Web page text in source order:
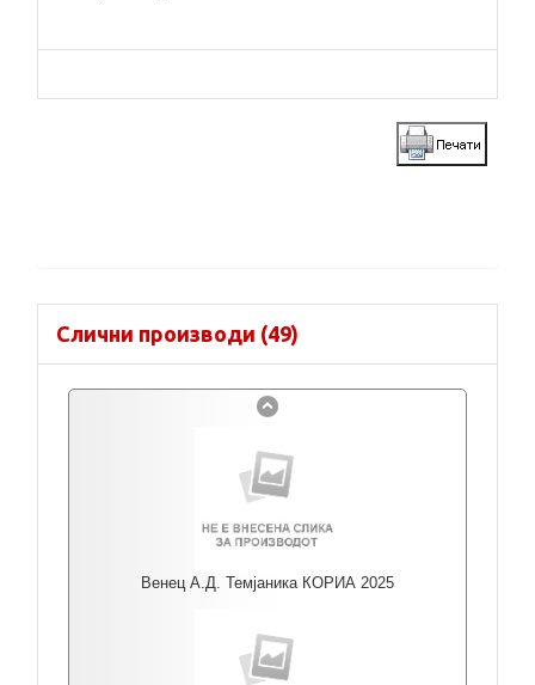
Слични производи (49)
Венец А.Д. Темјаника КОРИА 2025